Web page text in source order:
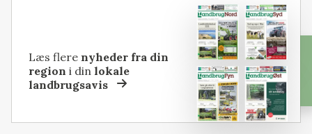
Læs flere nyheder fra din
region i dinlokale
landbrugsavis